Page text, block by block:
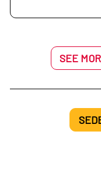
SEE